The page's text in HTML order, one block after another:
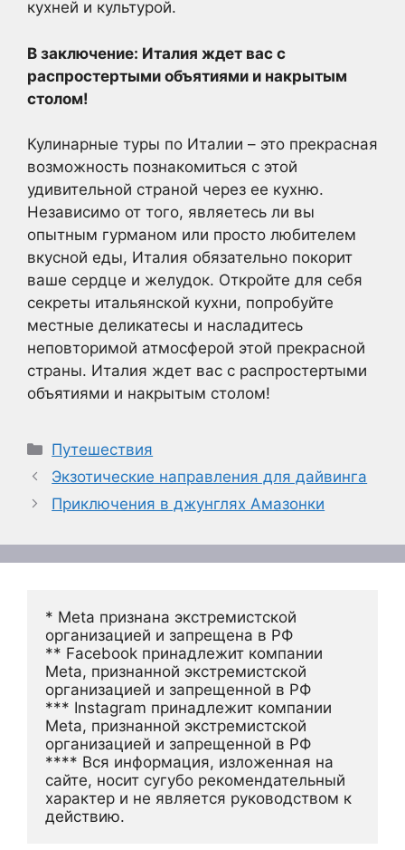
кухней и культурой.
В заключение: Италия ждет вас с
распростертыми объятиями и накрытым
столом!
Кулинарные туры по Италии – это прекрасная
возможность познакомиться с этой
удивительной страной через ее кухню.
Независимо от того, являетесь ли вы
опытным гурманом или просто любителем
вкусной еды, Италия обязательно покорит
ваше сердце и желудок. Откройте для себя
секреты итальянской кухни, попробуйте
местные деликатесы и насладитесь
неповторимой атмосферой этой прекрасной
страны. Италия ждет вас с распростертыми
объятиями и накрытым столом!
Рубрики
Путешествия
Экзотические направления для дайвинга
Приключения в джунглях Амазонки
* Meta признана экстремистской
организацией и запрещена в РФ
** Facebook принадлежит компании
Meta, признанной экстремистской
организацией и запрещенной в РФ
*** Instagram принадлежит компании
Meta, признанной экстремистской
организацией и запрещенной в РФ
**** Вся информация, изложенная на
сайте, носит сугубо рекомендательный
характер и не является руководством к
действию.